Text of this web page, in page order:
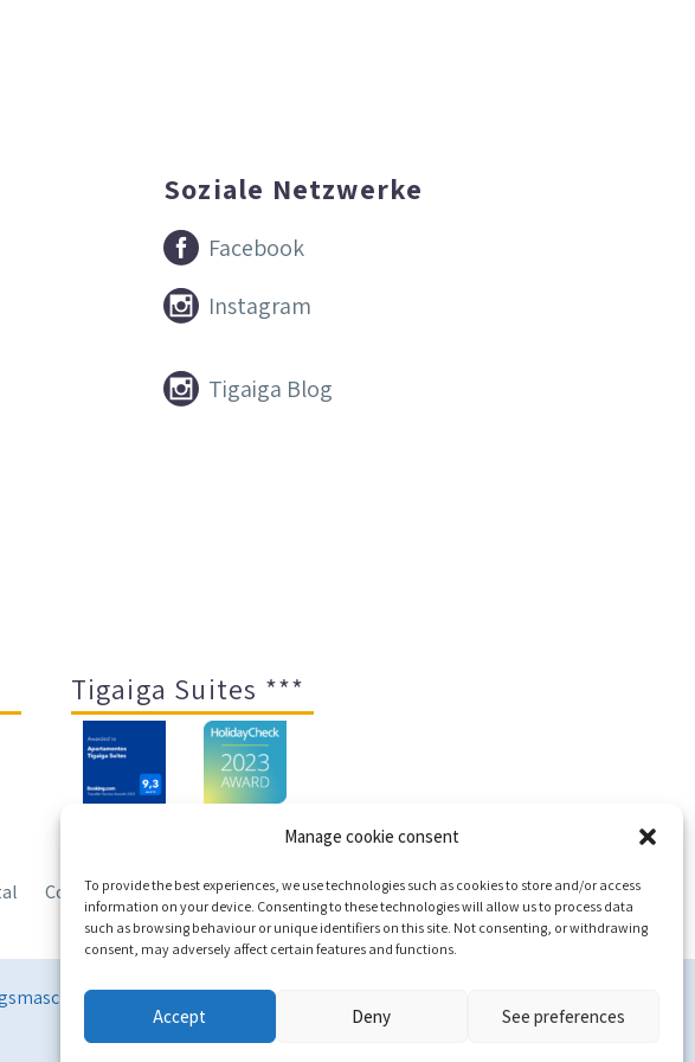
Manage cookie consent
To provide the best experiences, we use technologies such as cookies to store and/or access
information on your device. Consenting to these technologies will allow us to process data
such as browsing behaviour or unique identifiers on this site. Not consenting, or withdrawing
consent, may adversely affect certain features and functions.
Accept Deny See preferences
Soziale Netzwerke

 Facebook

 Instagram

 Tigaiga Blog
Tigaiga Suites ***
Cookies Sitemap
Conectatec